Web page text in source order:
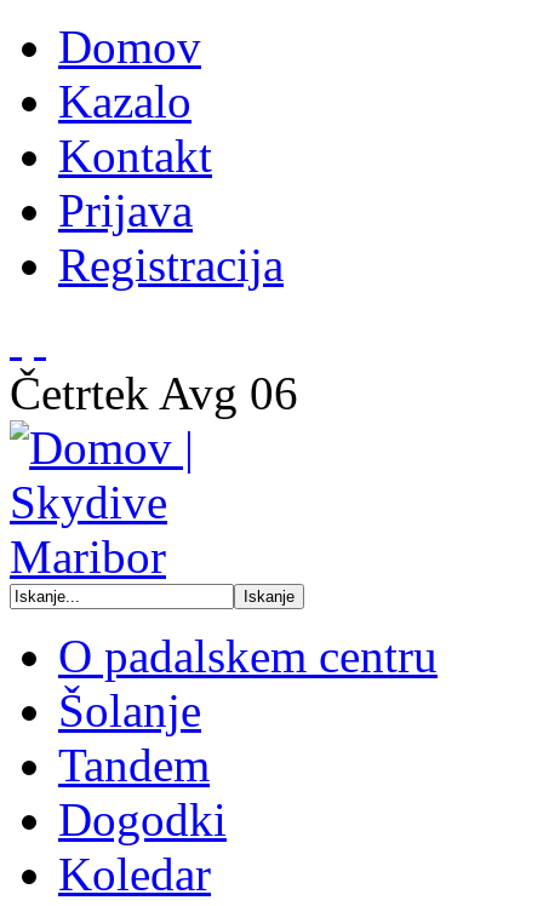
Domov
Kazalo
Kontakt
Prijava
Registracija
Četrtek Avg 06
O padalskem centru
Šolanje
Tandem
Dogodki
Koledar